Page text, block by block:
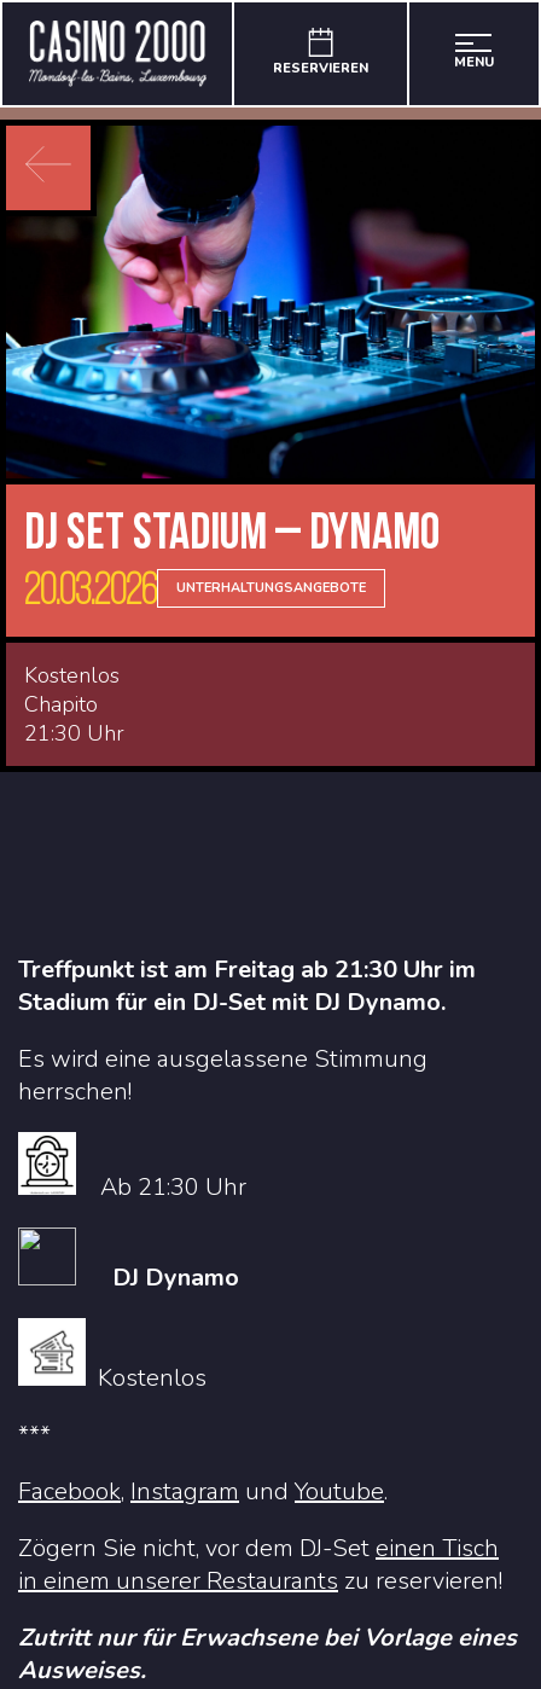
RESERVIEREN MENU
DJ Set Stadium – Dynamo
20.03.2026 UNTERHALTUNGSANGEBOTE
Kostenlos
Chapito
21:30 Uhr
Treffpunkt ist am Freitag ab 21:30 Uhr im
Stadium für ein DJ-Set mit DJ Dynamo.
Es wird eine ausgelassene Stimmung
herrschen!
Ab 21:30 Uhr
DJ Dynamo
Kostenlos
***
Facebook, Instagram und Youtube.
Zögern Sie nicht, vor dem DJ-Seteinen Tisch
in einem unserer Restaurants zu reservieren!
Zutritt nur für Erwachsene bei Vorlage eines
Ausweises.